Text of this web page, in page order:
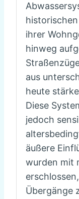
ihrer
hinweg
aus
heute
Diese
jedoch
äußere
wurden mit
Übergänge